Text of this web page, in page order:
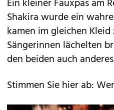
Ein kleiner Fauxpas am
Shakira wurde ein
kamen im gleichen
Sängerinnen lächelten
den beiden auch
Stimmen Sie hier ab: